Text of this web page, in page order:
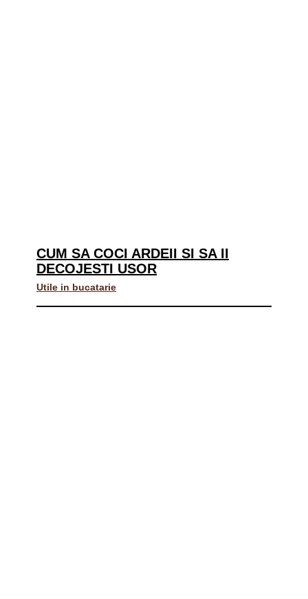
CUM SA COCI ARDEII SI SA II
DECOJESTI USOR
Utile in bucatarie